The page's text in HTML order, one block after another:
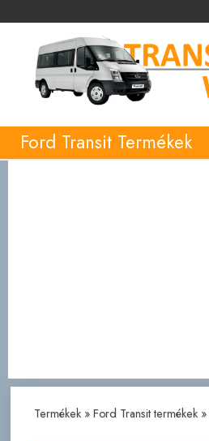
Ford Transit Termékek
Termékek» Ford Transit termékek»